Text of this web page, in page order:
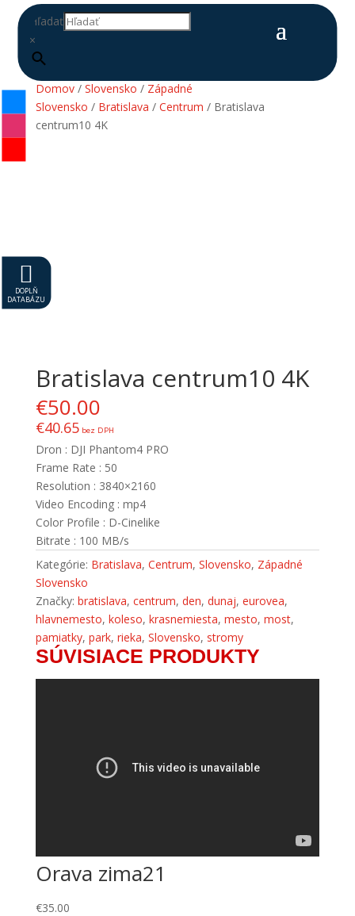
Hľadať
×

DOPLŇ
DATABÁZU
Domov/ Slovensko / Západné
Slovensko / Bratislava / Centrum / Bratislava
centrum10 4K
Bratislava centrum10 4K
€50.00
€40.65bez DPH
Dron : DJI Phantom4 PRO
Frame Rate : 50
Resolution : 3840×2160
Video Encoding : mp4
Color Profile : D-Cinelike
Bitrate : 100 MB/s
Kategórie: Bratislava, Centrum, Slovensko, Západné
Slovensko
Značky: bratislava, centrum, den, dunaj, eurovea,
hlavnemesto, koleso, krasnemiesta, mesto, most,
pamiatky, park, rieka, Slovensko, stromy
SÚVISIACE PRODUKTY
Orava zima21
€35.00